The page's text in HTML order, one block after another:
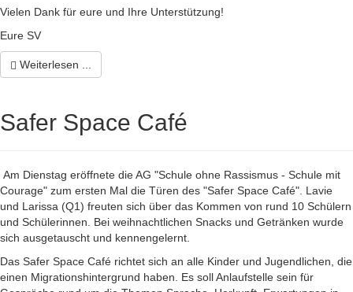
Vielen Dank für eure und Ihre Unterstützung!
Eure SV
Weiterlesen ...
Safer Space Café
Am Dienstag eröffnete die AG "Schule ohne Rassismus - Schule mit
Courage" zum ersten Mal die Türen des "Safer Space Café". Lavie
und Larissa (Q1) freuten sich über das Kommen von rund 10 Schülern
und Schülerinnen. Bei weihnachtlichen Snacks und Getränken wurde
sich ausgetauscht und kennengelernt.
Das Safer Space Café richtet sich an alle Kinder und Jugendlichen, die
einen Migrationshintergrund haben. Es soll Anlaufstelle sein für